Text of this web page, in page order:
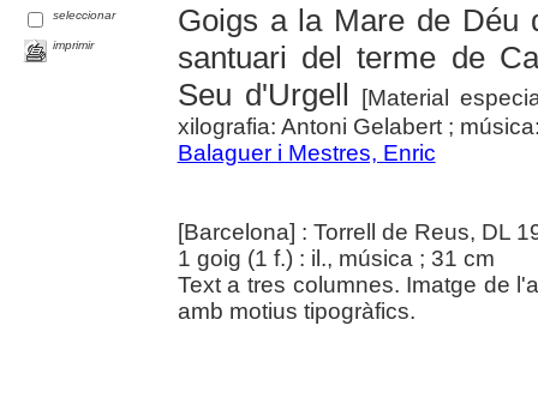
seleccionar
imprimir
Goigs a la Mare de Déu
santuari del terme de
Seu d'Urgell [Material
xilografia: Antoni Gelabert ;
Balaguer i Mestres, Enric
[Barcelona] : Torrell de Reus, DL
1 goig (1 f.) : il., música ; 31 cm
Text a tres columnes. Imatge de
amb motius tipogràfics.